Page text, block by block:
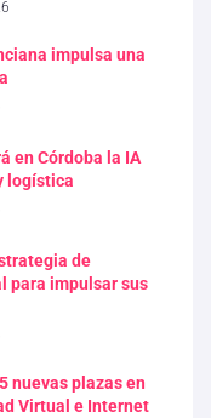
impulsa una
en Córdoba la IA
logística
de
para impulsar sus
nuevas plazas en
Virtual e Internet